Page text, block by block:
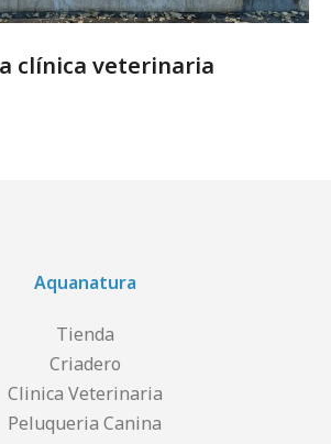
clínica veterinaria
Aquanatura
Tienda
Criadero
Clinica Veterinaria
Peluqueria Canina